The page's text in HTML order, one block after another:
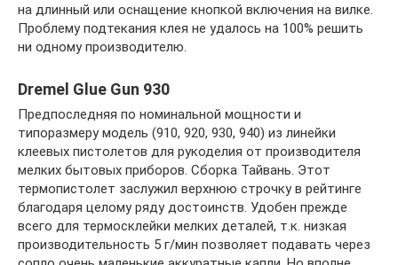
на длинный или оснащение кнопкой включения на вилке.
Проблему подтекания клея не удалось на 100% решить
ни одному производителю.
Dremel Glue Gun 930
Предпоследняя по номинальной мощности и
типоразмеру модель (910, 920, 930, 940) из линейки
клеевых пистолетов для рукоделия от производителя
мелких бытовых приборов. Сборка Тайвань. Этот
термопистолет заслужил верхнюю строчку в рейтинге
благодаря целому ряду достоинств. Удобен прежде
всего для термосклейки мелких деталей, т.к. низкая
производительность 5 г/мин позволяет подавать через